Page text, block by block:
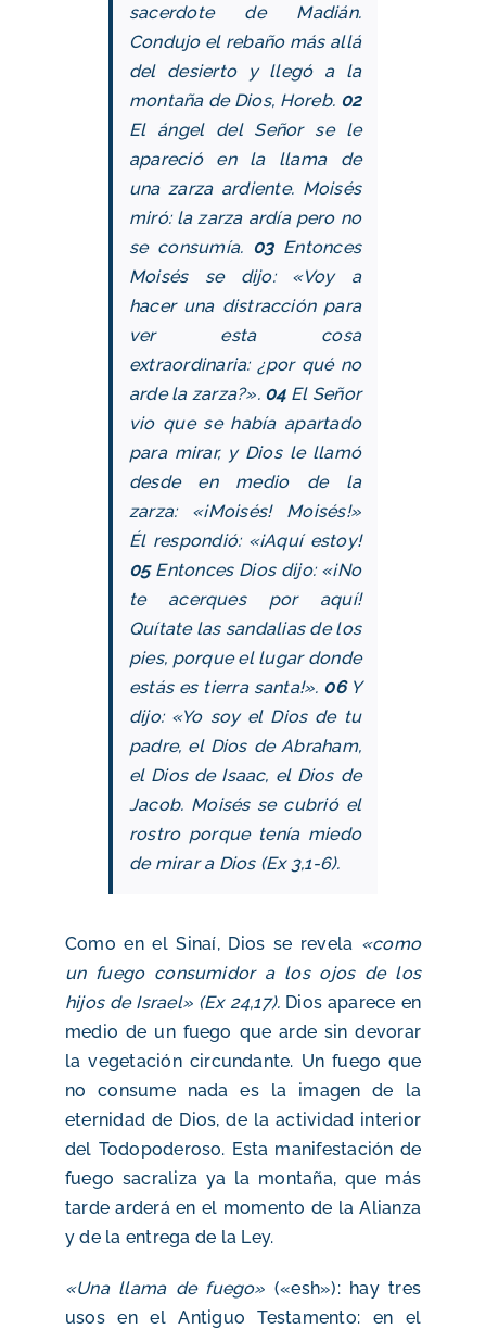
sacerdote de Madián.
Condujo el rebaño más allá
del desierto y llegó a la
montaña de Dios, Horeb. 02
El ángel del Señor se le
apareció en la llama de
una zarza ardiente. Moisés
miró: la zarza ardía pero no
se consumía. 03Entonces
Moisés se dijo: «Voy a
hacer una distracción para
ver esta cosa
extraordinaria: ¿por qué no
arde la zarza?». 04El Señor
vio que se había apartado
para mirar, y Dios le llamó
desde en medio de la
zarza: «¡Moisés! Moisés!»
Él respondió: «¡Aquí estoy!
05Entonces Dios dijo: «¡No
te acerques por aquí!
Quítate las sandalias de los
pies, porque el lugar donde
estás es tierra santa!». 06Y
dijo: «Yo soy el Dios de tu
padre, el Dios de Abraham,
el Dios de Isaac, el Dios de
Jacob. Moisés se cubrió el
rostro porque tenía miedo
de mirar a Dios (Ex 3,1-6).
Como en el Sinaí, Dios se revela «como
un fuego consumidor a los ojos de los
hijos de Israel» (Ex 24,17). Dios aparece en
medio de un fuego que arde sin devorar
la vegetación circundante. Un fuego que
no consume nada es la imagen de la
eternidad de Dios, de la actividad interior
del Todopoderoso. Esta manifestación de
fuego sacraliza ya la montaña, que más
tarde arderá en el momento de la Alianza
y de la entrega de la Ley.
«Una llama de fuego» («esh»): hay tres
usos en el Antiguo Testamento: en el